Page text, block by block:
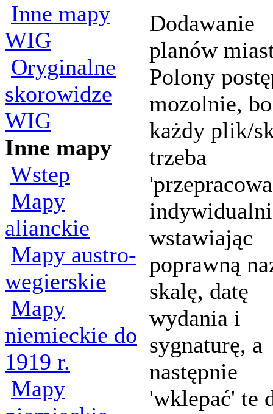
Inne mapy
WIG
Oryginalne
skorowidze
WIG
Inne mapy
Wstep
Mapy
alianckie
Mapy austro-
wegierskie
Mapy
niemieckie do
1919 r.
Mapy
Dodawanie
planów
Polony
mozolnie, bo
każdy plik/
trzeba
wstawiając
poprawną
skalę, datę
wydania i
sygnaturę, a
następnie
'wklepać' te